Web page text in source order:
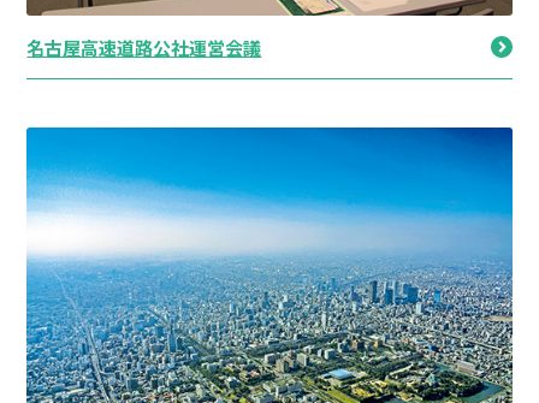
名古屋高速道路公社運営会議